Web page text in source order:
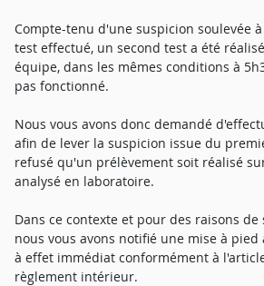
Compte-tenu d'une suspicion soulevée
test effectué, un second test a été
équipe, dans les mêmes conditions à
pas fonctionné.
Nous vous avons donc demandé
afin de lever la suspicion issue du
refusé qu'un prélèvement soit réalisé
analysé en laboratoire.
Dans ce contexte et pour des raisons
nous vous avons notifié une mise à
à effet immédiat conformément à
règlement intérieur.